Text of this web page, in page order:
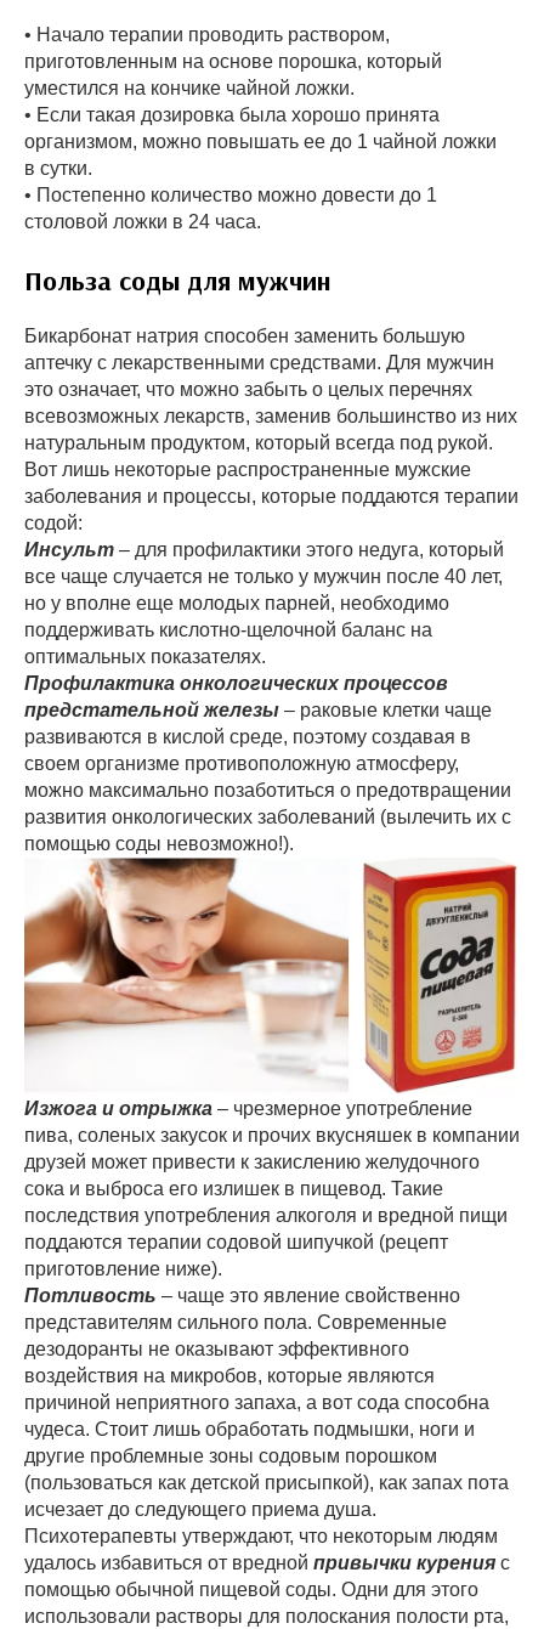
• Начало терапии проводить раствором,
приготовленным на основе порошка, который
уместился на кончике чайной ложки.
• Если такая дозировка была хорошо принята
организмом, можно повышать ее до 1 чайной ложки
в сутки.
• Постепенно количество можно довести до 1
столовой ложки в 24 часа.
Польза соды для мужчин
Бикарбонат натрия способен заменить большую
аптечку с лекарственными средствами. Для мужчин
это означает, что можно забыть о целых перечнях
всевозможных лекарств, заменив большинство из них
натуральным продуктом, который всегда под рукой.
Вот лишь некоторые распространенные мужские
заболевания и процессы, которые поддаются терапии
содой:
Инсульт – для профилактики этого недуга, который
все чаще случается не только у мужчин после 40 лет,
но у вполне еще молодых парней, необходимо
поддерживать кислотно-щелочной баланс на
оптимальных показателях.
Профилактика онкологических процессов
предстательной железы – раковые клетки чаще
развиваются в кислой среде, поэтому создавая в
своем организме противоположную атмосферу,
можно максимально позаботиться о предотвращении
развития онкологических заболеваний (вылечить их с
помощью соды невозможно!).
Изжога и отрыжка – чрезмерное употребление
пива, соленых закусок и прочих вкусняшек в компании
друзей может привести к закислению желудочного
сока и выброса его излишек в пищевод. Такие
последствия употребления алкоголя и вредной пищи
поддаются терапии содовой шипучкой (рецепт
приготовление ниже).
Потливость – чаще это явление свойственно
представителям сильного пола. Современные
дезодоранты не оказывают эффективного
воздействия на микробов, которые являются
причиной неприятного запаха, а вот сода способна
чудеса. Стоит лишь обработать подмышки, ноги и
другие проблемные зоны содовым порошком
(пользоваться как детской присыпкой), как запах пота
исчезает до следующего приема душа.
Психотерапевты утверждают, что некоторым людям
удалось избавиться от вредной привычки курения с
помощью обычной пищевой соды. Одни для этого
использовали растворы для полоскания полости рта,